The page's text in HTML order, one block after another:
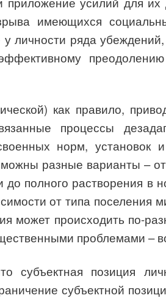
имеющихся
личности ряда
как правило,
процессы
норм, установок
разные варианты –
полного растворения в
от типа поселения
может происходить по-
проблемами –
позиция
субъектной